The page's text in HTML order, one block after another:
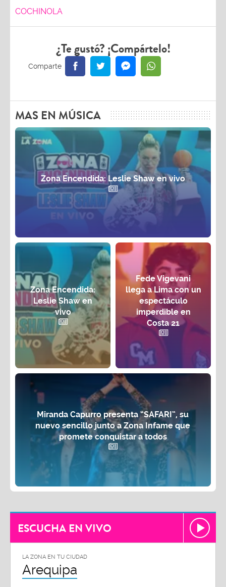
COCHINOLA
¿Te gustó? ¡Compártelo!
MAS EN MÚSICA
Zona Encendida: Leslie Shaw en vivo
Zona Encendida:
Leslie Shaw en
vivo
Fede Vigevani
llega a Lima con un
espectáculo
imperdible en
Costa 21
Miranda Capurro presenta “SAFARI”, su
nuevo sencillo junto a Zona Infame que
promete conquistar a todos
ESCUCHA EN VIVO
LA ZONA EN TU CIUDAD
Arequipa